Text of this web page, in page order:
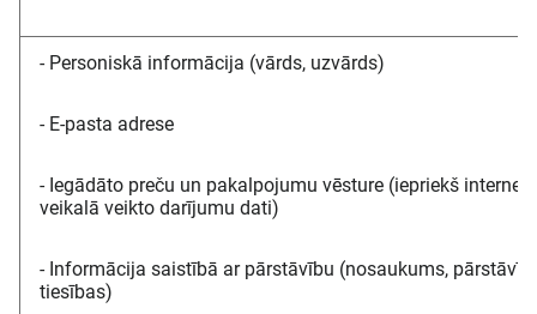
- Personiskā informācija (vārds, uzvārds)
- E-pasta adrese
- Iegādāto preču un pakalpojumu vēsture (iepriekš interneta
veikalā veikto darījumu dati)
- Informācija saistībā ar pārstāvību (nosaukums,
tiesības)